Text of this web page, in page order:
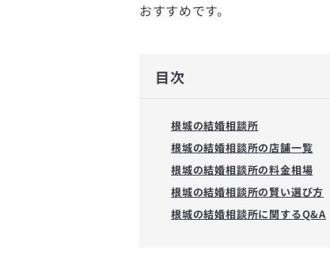
おすすめです。
目次
根城の結婚相談所
根城の結婚相談所の店舗一覧
根城の結婚相談所の料金相場
根城の結婚相談所の賢い選び方
根城の結婚相談所に関するQ&A